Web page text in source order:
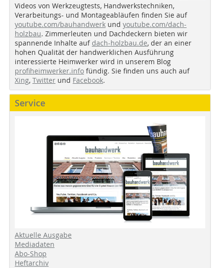
Videos von Werkzeugtests, Handwerkstechniken,
Verarbeitungs- und Montageabläufen finden Sie auf
youtube.com/bauhandwerk und youtube.com/dach-
holzbau. Zimmerleuten und Dachdeckern bieten wir
spannende Inhalte auf dach-holzbau.de, der an einer
hohen Qualität der handwerklichen Ausführung
interessierte Heimwerker wird in unserem Blog
profiheimwerker.info fündig. Sie finden uns auch auf
Xing, Twitter und Facebook.
Service
Aktuelle Ausgabe
Mediadaten
Abo-Shop
Heftarchiv